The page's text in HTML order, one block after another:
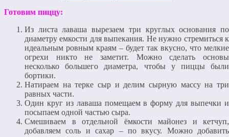
Готовим пиццу:
Из листа лаваша вырезаем три круглых основания по
диаметру емкости для выпекания. Не нужно стремиться к
идеальным ровным краям – будет так вкусно, что мелкие
огрехи никто не заметит. Можно сделать основы
несколько большего диаметра, чтобы у пиццы были
бортики.
Натираем на терке сыр и делим сырную массу на три
равных части.
Один круг из лаваша помещаем в форму для выпечки и
посыпаем одной частью сыра.
Смешиваем в отдельной ёмкости майонез и кетчуп,
добавляем соль и сахар – по вкусу. Можно добавить